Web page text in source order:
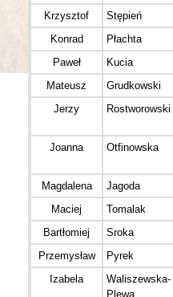
Krzysztof
Stępień
Konrad
Płachta
Paweł
Kucia
Mateusz
Grudkowski
Jerzy
Rostworowski
Joanna Otfinowska
Magdalena Jagoda
Maciej
Tomalak
Bartłomiej
Sroka
Przemysław
Pyrek
Izabela
Waliszewska-
Plewa